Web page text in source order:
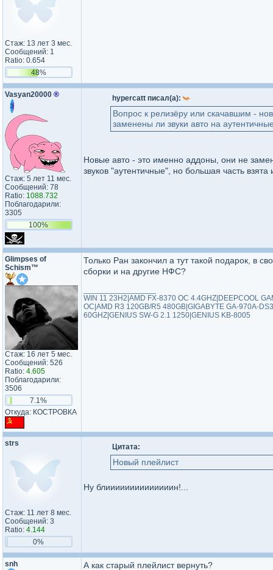
Стаж: 13 лет 3 мес.
Сообщений: 1
Ratio: 0.654
48%
Vasyan20000 ®
Стаж: 5 лет 11 мес.
Сообщений: 78
Ratio: 1088.732
Поблагодарили:
3305
100%
hypercatt писал(а):
Вопрос к релизёру или скачавшим -
заменены ли звуки авто на
Новые авто - это именно аддоны, они не
звуков "аутентичные", но большая часть взята
Glimpses of
Schism™
Стаж: 16 лет 5 мес.
Сообщений: 526
Ratio: 4.605
Поблагодарили:
3506
7.1%
Откуда: КОСТРОВКА
Только Ран закончил а тут такой подарок, в
сборки и на другие НФС?
WIN 11 23H2|AMD FX-8370 OC 4.4GHZ|DEEPCOOL
OC|AMD R3 120GB/R5 480GB|GIGABYTE GA-970A-
60GHZ|GENIUS SW-G 2.1 1250|GENIUS KB-8005
strs
Стаж: 11 лет 8 мес.
Сообщений: 3
Ratio: 4.144
0%
Цитата:
Новый плейлист
Ну блиииииииииииииин!...
snh А как старый плейлист вернуть?